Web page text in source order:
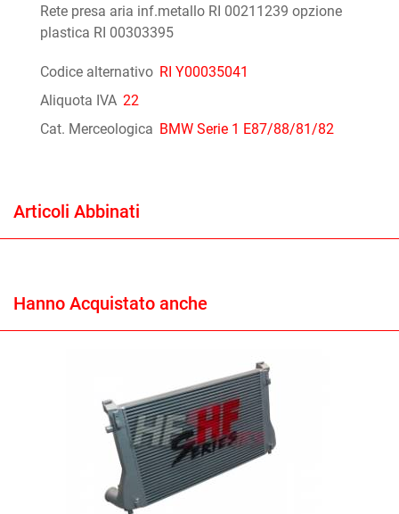
Rete presa aria inf.metallo RI 00211239 opzione
plastica RI 00303395
Codice alternativo RI Y00035041
Aliquota IVA 22
Cat. Merceologica BMW Serie 1 E87/88/81/82
Articoli Abbinati
Hanno Acquistato anche